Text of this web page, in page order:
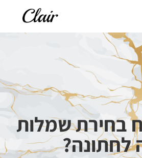
בחירת שמלות
לחתונה?